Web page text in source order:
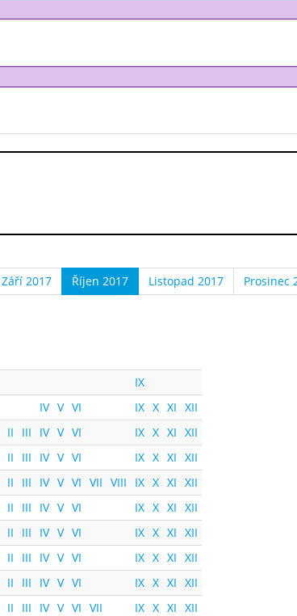
Září 2017 Říjen 2017 Listopad 2017 Prosinec
IX
IV V VI IX X XI XII
II III IV V VI IX X XI XII
II III IV V VI IX X XI XII
II III IV V VI VII VIII IX X XI XII
II III IV V VI IX X XI XII
II III IV V VI IX X XI XII
II III IV V VI IX X XI XII
II III IV V VI IX X XI XII
II III IV V VI VII IX X XI XII